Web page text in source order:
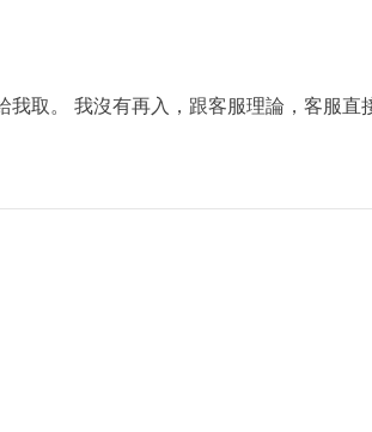
取。 我沒有再入，跟客服理論，客服直